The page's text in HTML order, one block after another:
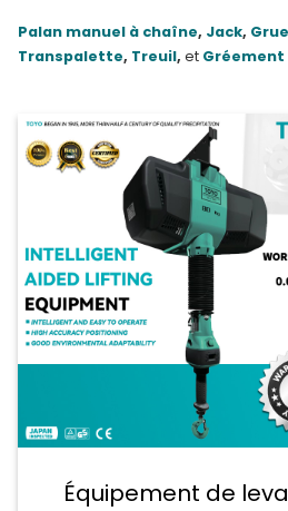
Palan manuel à chaîne, Jack, Grue
Transpalette, Treuil, et
Équipement de